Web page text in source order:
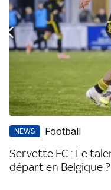
NEWS Football
Servette FC : Le
départ en Belgique ?